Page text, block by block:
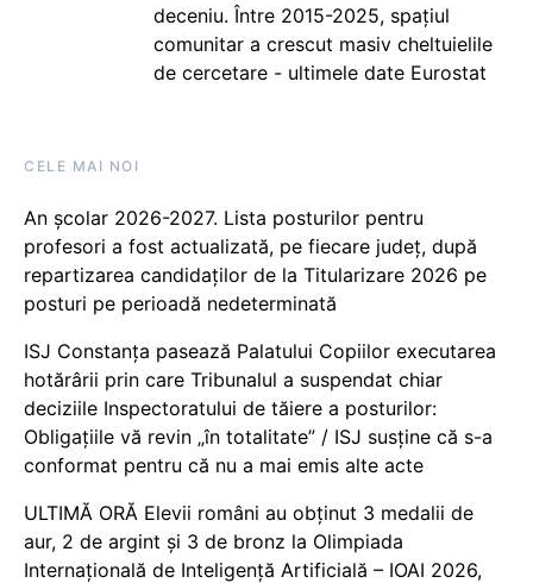
deceniu. Între 2015-2025, spațiul
comunitar a crescut masiv cheltuielile
de cercetare - ultimele date Eurostat
CELE MAI NOI
An școlar 2026-2027. Lista posturilor pentru
profesori a fost actualizată, pe fiecare județ, după
repartizarea candidaților de la Titularizare 2026 pe
posturi pe perioadă nedeterminată
ISJ Constanța pasează Palatului Copiilor executarea
hotărârii prin care Tribunalul a suspendat chiar
deciziile Inspectoratului de tăiere a posturilor:
Obligațiile vă revin „în totalitate” / ISJ susține că s-a
conformat pentru că nu a mai emis alte acte
ULTIMĂ ORĂ Elevii români au obținut 3 medalii de
aur, 2 de argint și 3 de bronz la Olimpiada
Internațională de Inteligență Artificială – IOAI 2026,